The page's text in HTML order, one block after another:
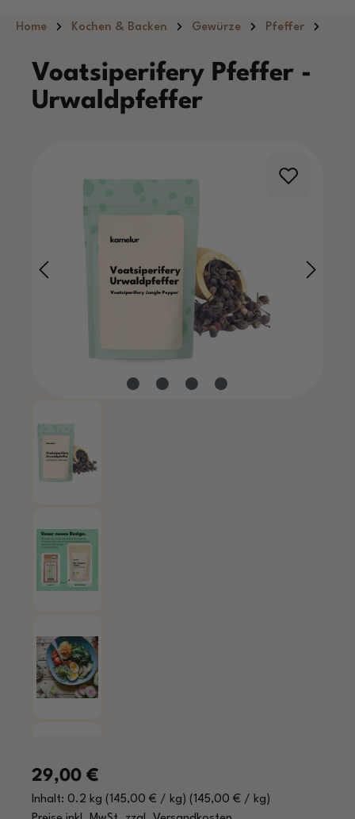
Hauptinhalt springen
Home Kochen & Backen Gewürze Pfeffer
Voatsiperifery Pfeffer -
Urwaldpfeffer
Regulärer Preis:
29,00 €
Inhalt: 0.2 kg (145,00 € / kg) (145,00 € / kg)